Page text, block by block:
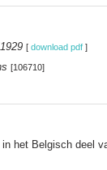
[ download pdf ]
[106710]
het Belgisch deel